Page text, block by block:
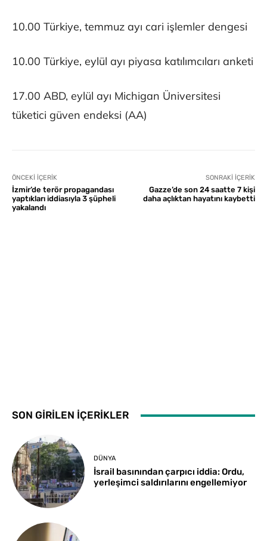
10.00 Türkiye, temmuz ayı cari işlemler dengesi
10.00 Türkiye, eylül ayı piyasa katılımcıları anketi
17.00 ABD, eylül ayı Michigan Üniversitesi
tüketici güven endeksi (AA)
ÖNCEKI İÇERIK
İzmir’de terör propagandası
yaptıkları iddiasıyla 3 şüpheli
yakalandı
SONRAKI İÇERIK
Gazze’de son 24 saatte 7 kişi
daha açlıktan hayatını kaybetti
SON GİRİLEN İÇERİKLER
DÜNYA
İsrail basınından çarpıcı iddia: Ordu,
yerleşimci saldırılarını engellemiyor